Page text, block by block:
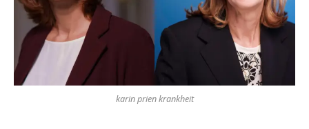
karin prien krankheit